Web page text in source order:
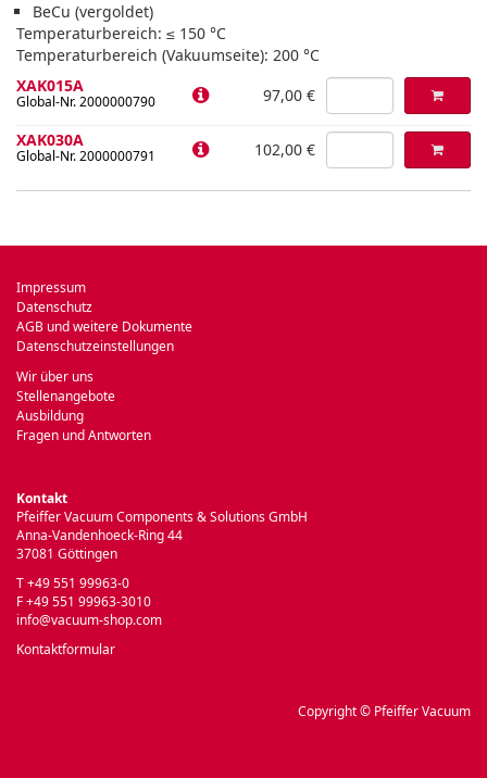
BeCu (vergoldet)
Temperaturbereich: ≤ 150 °C
Temperaturbereich (Vakuumseite): 200 °C
XAK015A
Global-Nr. 2000000790 97,00 €
XAK030A
Global-Nr. 2000000791 102,00 €
Impressum
Datenschutz
AGB und weitere Dokumente
Datenschutzeinstellungen
Wir über uns
Stellenangebote
Ausbildung
Fragen und Antworten
Kontakt
Pfeiffer Vacuum Components & Solutions GmbH
Anna-Vandenhoeck-Ring 44
37081 Göttingen
T +49 551 99963-0
F +49 551 99963-3010
info@vacuum-shop.com
Kontaktformular
Copyright © Pfeiffer Vacuum